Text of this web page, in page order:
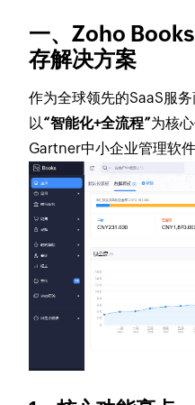
一、Zoho
存解决方案
作为全球领先的SaaS服
以“智能化+全流程”为核
Gartner中小企业管理软件